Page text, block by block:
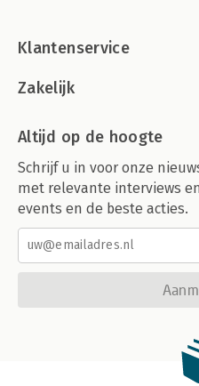
Klantenservice
Zakelijk
Altijd op de hoogte
Schrijf u in voor onze
met relevante interviews
events en de beste acties.